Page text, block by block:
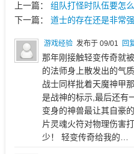
上一篇： 组队打怪时队伍要怎
下一篇： 道士的存在还是非常
游戏经验 发布于 09/01 回
那年刚接触轻变传奇就
的法师身上散发出的气
战士同样批着天魔神甲
是战神的标示,最后还有
变身的神兽最让其自豪
片灵魂火符对物理伤害
少！ 轻变传奇给我的…